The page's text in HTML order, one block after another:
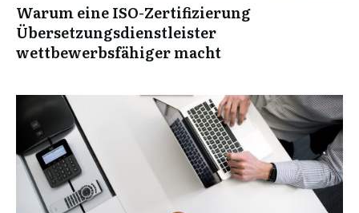
Warum eine ISO-Zertifizierung
Übersetzungsdienstleister
wettbewerbsfähiger macht